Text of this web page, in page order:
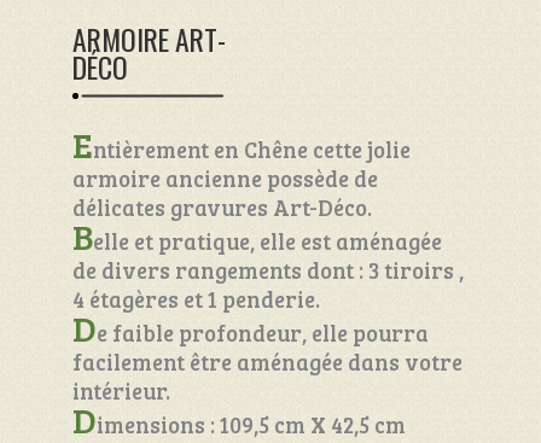
Entièrement en Chêne cette jolie
armoire ancienne possède de
délicates gravures Art-Déco.
Belle et pratique, elle est aménagée
de divers rangements dont : 3 tiroirs ,
4 étagères et 1 penderie.
De faible profondeur, elle pourra
facilement être aménagée dans votre
intérieur.
Dimensions : 109,5 cm X 42,5 cm
ARMOIRE ART-
DÉCO